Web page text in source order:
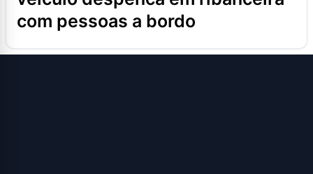
com pessoas a bordo